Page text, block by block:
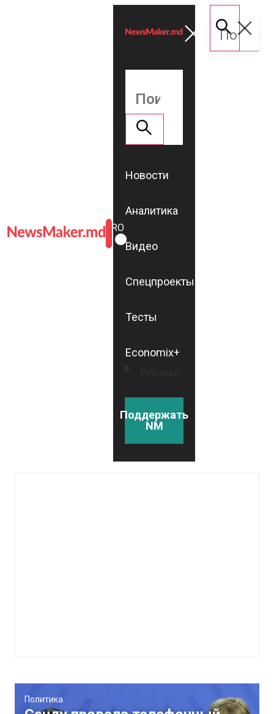
ROMÂNĂ
RU
Новости
Аналитика
Видео
Спецпроекты
Тесты
Economix+
Поддержать
NM
Политика